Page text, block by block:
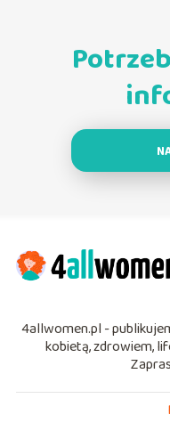
4allwomen.pl -
kobietą, zdrowiem,